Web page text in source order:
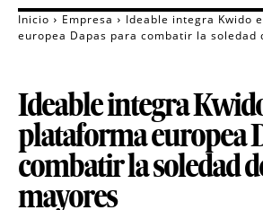
Inicio Empresa
Ideable integra Kwido
europea Dapas para combatir la soledad
Ideable integra
plataforma europea
combatir la soledad
mayores